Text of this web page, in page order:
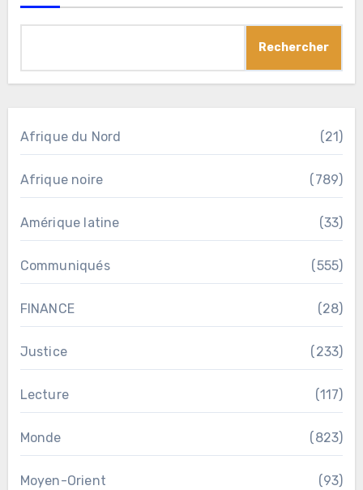
Rechercher
Afrique du Nord (21)
Afrique noire (789)
Amérique latine (33)
Communiqués (555)
FINANCE (28)
Justice (233)
Lecture (117)
Monde (823)
Moyen-Orient (93)